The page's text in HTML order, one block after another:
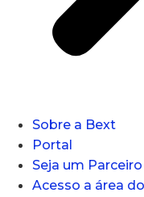
Sobre a Bext
Portal
Seja um Parceiro
Acesso a área